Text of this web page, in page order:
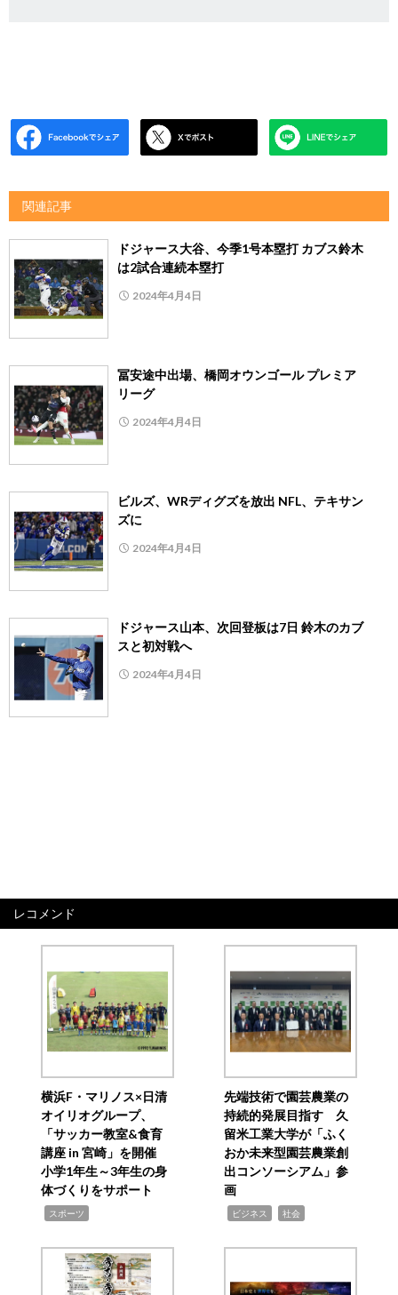
関連記事
ドジャース大谷、今季1号本塁打 カブス鈴木
は2試合連続本塁打
2024年4月4日
冨安途中出場、橋岡オウンゴール プレミア
リーグ
2024年4月4日
ビルズ、WRディグズを放出 NFL、テキサン
ズに
2024年4月4日
ドジャース山本、次回登板は7日 鈴木のカブ
スと初対戦へ
2024年4月4日
レコメンド
横浜F・マリノス×日清
オイリオグループ、
「サッカー教室&食育
講座 in 宮崎」を開催
小学1年生～3年生の身
体づくりをサポート
スポーツ
先端技術で園芸農業の
持続的発展目指す 久
留米工業大学が「ふく
おか未来型園芸農業創
出コンソーシアム」参
画
ビジネス 社会